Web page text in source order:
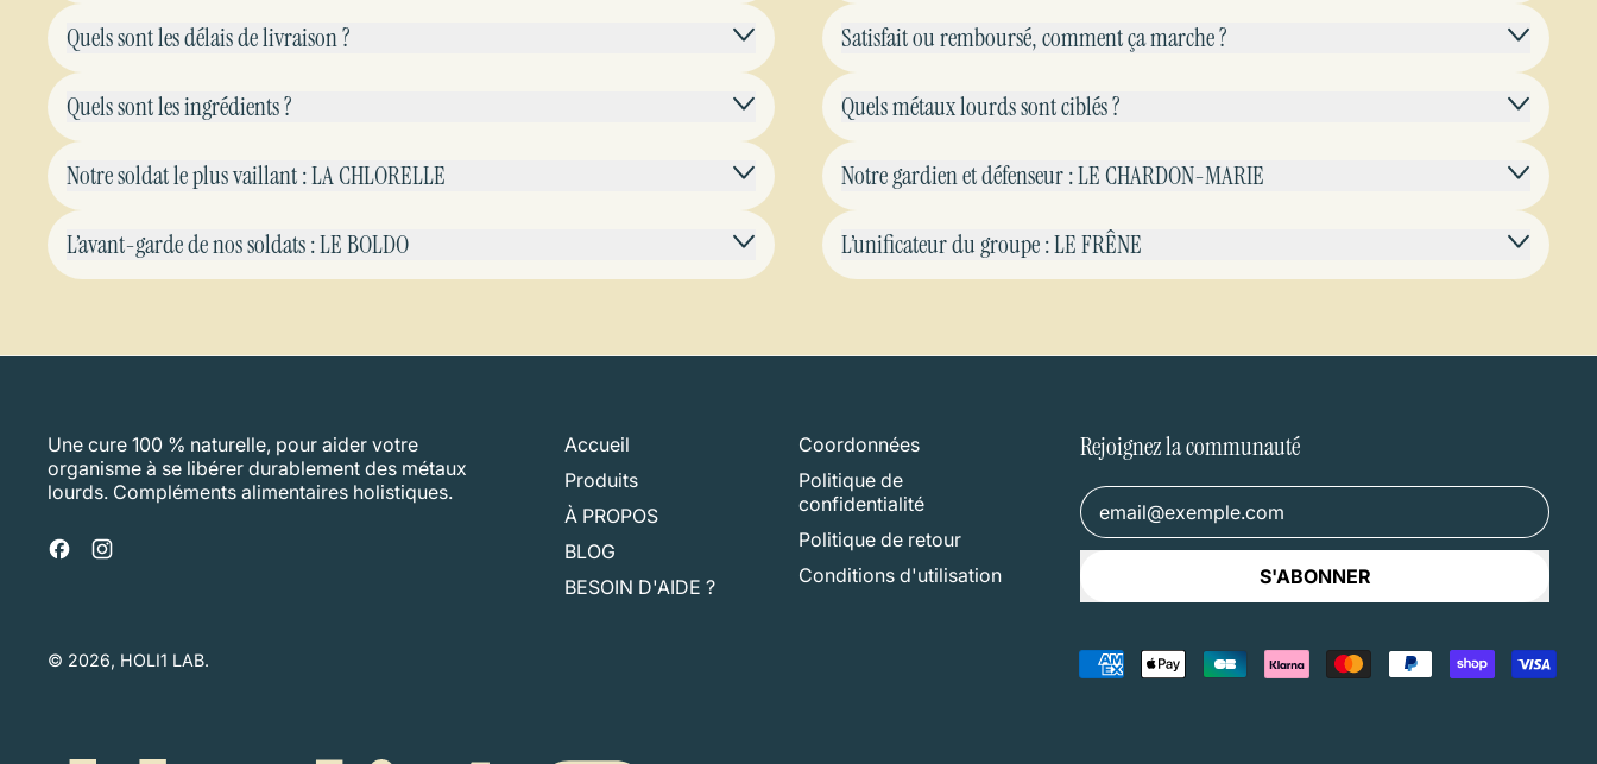
Quels sont les délais de livraison ?
Quels sont les ingrédients ?
Notre soldat le plus vaillant : LA CHLORELLE
L’avant-garde de nos soldats : LE BOLDO
Satisfait ou remboursé, comment ça marche ?
Quels métaux lourds sont ciblés ?
Notre gardien et défenseur : LE CHARDON-MARIE
L’unificateur du groupe : LE FRÊNE
Une cure 100 % naturelle, pour aider votre
organisme à se libérer durablement des métaux
lourds. Compléments alimentaires holistiques.
Facebook
Accueil
Produits
À PROPOS
BLOG
BESOIN D'AIDE ?
Coordonnées
Politique de
confidentialité
Politique de retour
Conditions d'utilisation
Rejoignez la communauté
Adresse e-mail
S'ABONNER
© 2026, HOLI1 LAB.
Paiements
acceptés